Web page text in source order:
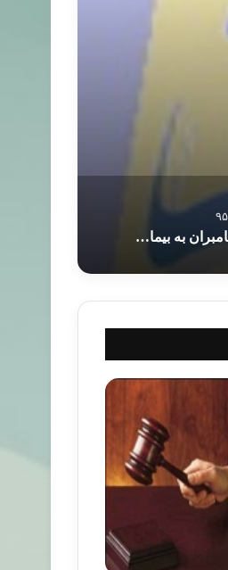
چرا پیامبران به بیماری و مشکلات دنیایی دچار می شدند؟